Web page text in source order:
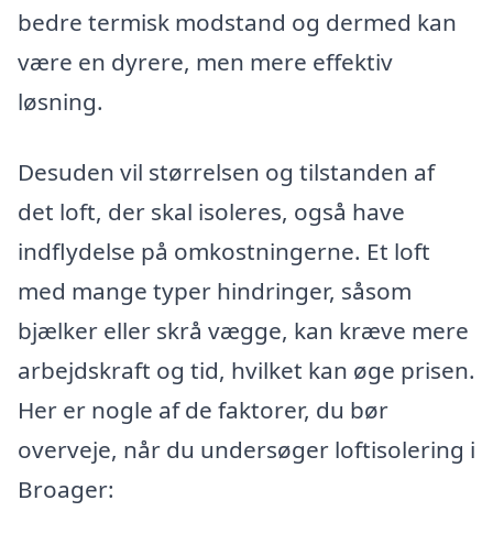
bedre termisk modstand og dermed kan
være en dyrere, men mere effektiv
løsning.
Desuden vil størrelsen og tilstanden af
det loft, der skal isoleres, også have
indflydelse på omkostningerne. Et loft
med mange typer hindringer, såsom
bjælker eller skrå vægge, kan kræve mere
arbejdskraft og tid, hvilket kan øge prisen.
Her er nogle af de faktorer, du bør
overveje, når du undersøger loftisolering i
Broager: